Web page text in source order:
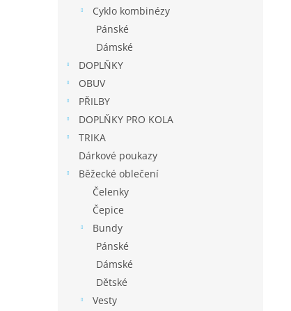
Cyklo kombinézy
Pánské
Dámské
DOPLŇKY
OBUV
PŘILBY
DOPLŇKY PRO KOLA
TRIKA
Dárkové poukazy
Běžecké oblečení
Čelenky
Čepice
Bundy
Pánské
Dámské
Dětské
Vesty